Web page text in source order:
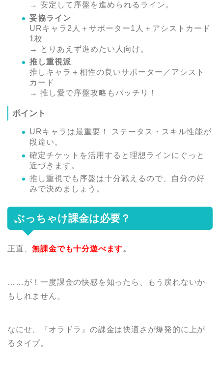
→ 安定して序盤を進められるライン。
妥協ライン
URキャラ2人＋サポーター1人＋アシストカード
1枚
→ とりあえず進めたい人向け。
推し重視派
推しキャラ＋相性の良いサポーター／アシスト
カード
→ 推し愛で序盤攻略もバッチリ！
ポイント
URキャラは最重要！ ステータス・スキル性能が
段違い。
確定チケットを活用すると理想ラインにぐっと
近づきます。
推し重視でも序盤は十分戦えるので、自分の好
みで決めましょう。
ぶっちゃけ課金は必要？
正直、無課金でも十分遊べます。
……が！一度課金の快感を知ったら、もう戻れないか
もしれません。
なにせ、『オラドラ』の課金は快適さが爆発的に上が
るタイプ。